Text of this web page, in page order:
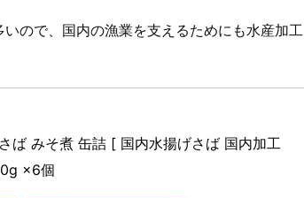
いので、国内の漁業を支えるためにも水産加工
ば みそ煮 缶詰 [ 国内水揚げさば 国内加工
×6個